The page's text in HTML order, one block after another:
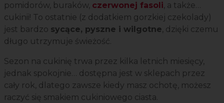
pomidorów, buraków, czerwonej fasoli, a także…
cukinii! To ostatnie (z dodatkiem gorzkiej czekolady)
jest bardzo sycące, pyszne i wilgotne, dzięki czemu
długo utrzymuje świeżość.
Sezon na cukinię trwa przez kilka letnich miesięcy,
jednak spokojnie… dostępna jest w sklepach przez
cały rok, dlatego zawsze kiedy masz ochotę, możesz
raczyć się smakiem cukiniowego ciasta.